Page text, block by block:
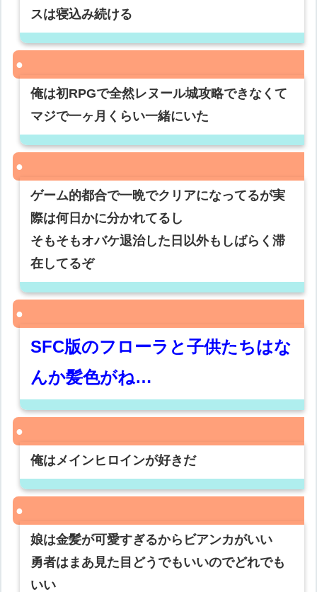
スは寝込み続ける
俺は初RPGで全然レヌール城攻略できなくて
マジで一ヶ月くらい一緒にいた
ゲーム的都合で一晩でクリアになってるが実
際は何日かに分かれてるし
そもそもオバケ退治した日以外もしばらく滞
在してるぞ
SFC版のフローラと子供たちはな
んか髪色がね…
俺はメインヒロインが好きだ
娘は金髪が可愛すぎるからビアンカがいい
勇者はまあ見た目どうでもいいのでどれでも
いい